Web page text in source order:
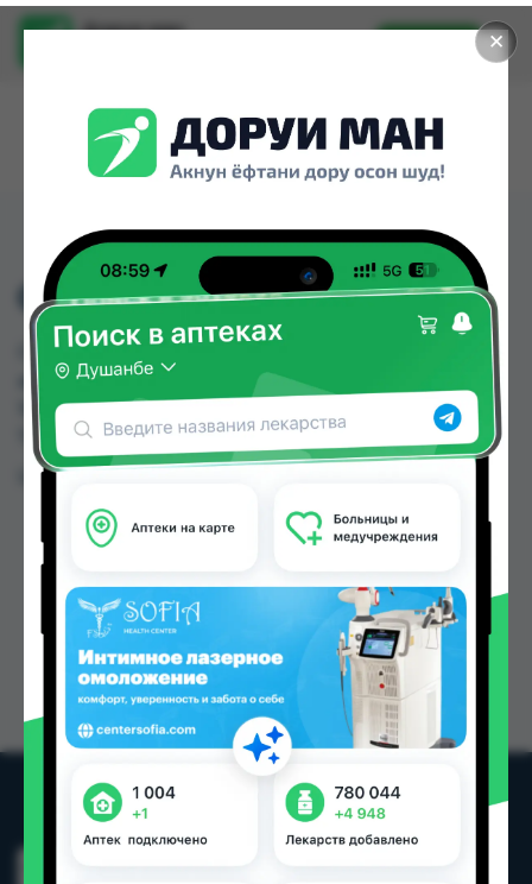
✕
Доруи ман
Установить
CLEARBLUE ТЕСТ
CLEARBLUE ТЕСТ можно купить или заказать в
аптеках, Ибн Хайян (Масрур-фарм) по цене от
105.00 TJS в Душанбе и других городах
Таджикистана
Цена: от
105.00 TJS